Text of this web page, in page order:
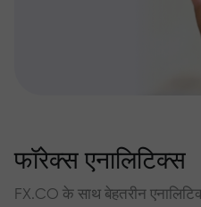
फॉरेक्स एनालिटिक्स
FX.CO के साथ बेहतरीन